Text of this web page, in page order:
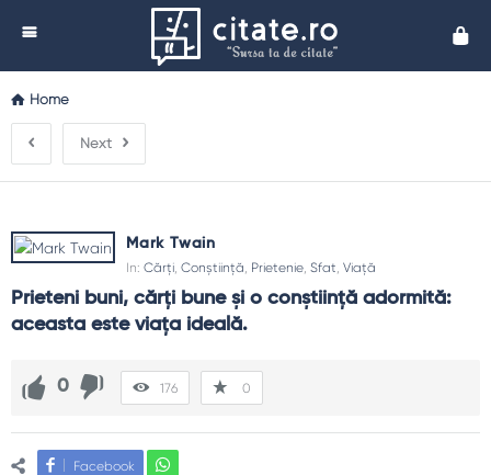
Home
Next
Mark Twain
In: Cărți, Conștiință, Prietenie, Sfat, Viață
Prieteni buni, cărţi bune şi o conştiinţă adormită:
aceasta este viaţa ideală.
0 176 0
Facebook